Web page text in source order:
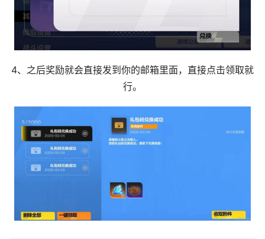
4、之后奖励就会直接发到你的邮箱里面，直接点击领取就
行。